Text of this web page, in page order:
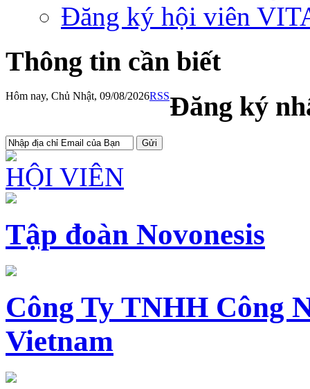
Đăng ký hội viên
Thông tin cần biết
Hôm nay, Chủ Nhật, 09/08/2026RSSĐăng ký
HỘI VIÊN
Tập đoàn Novonesis
Công Ty TNHH Công
Vietnam